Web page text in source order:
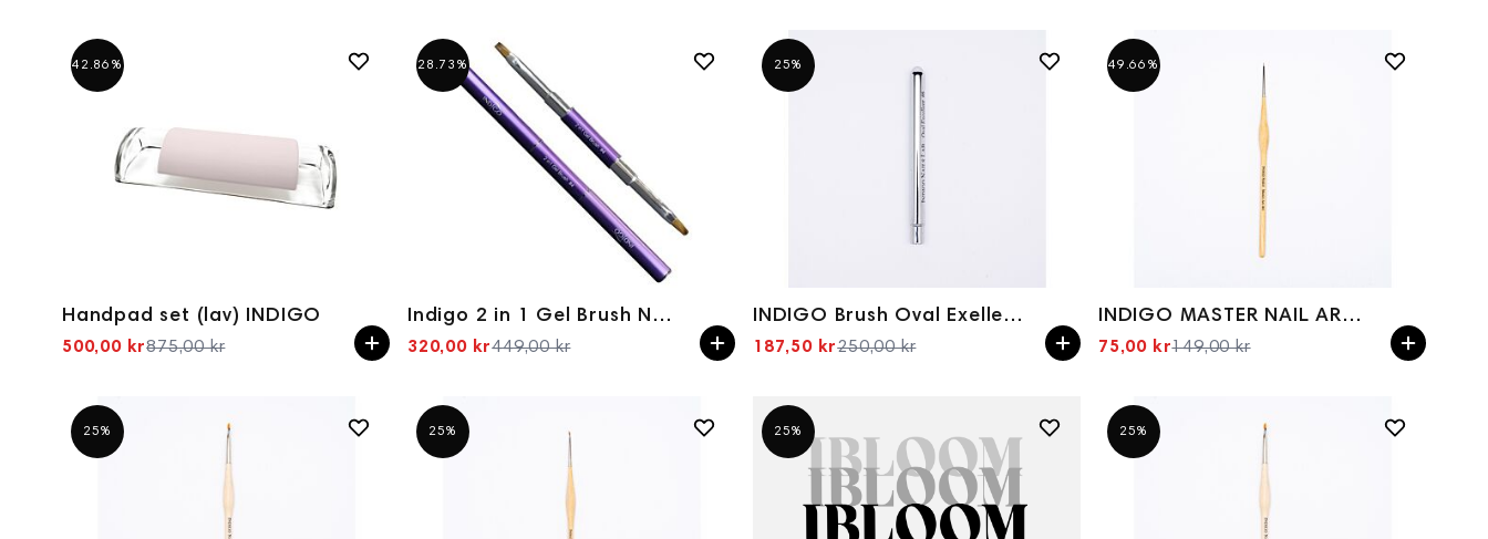
42.86%
Handpad set (lav) INDIGO
Spesialpris
500,00 kr875,00 kr
28.73%
Indigo 2 in 1 Gel Brush No 4
Spesialpris
320,00 kr449,00 kr
25%
INDIGO Brush Oval Exellent No.6
Spesialpris
187,50 kr250,00 kr
49.66%
INDIGO MASTER NAIL ART 001 (WOODEN HANDLE)
Spesialpris
75,00 kr149,00 kr
25% 25% 25% 25%